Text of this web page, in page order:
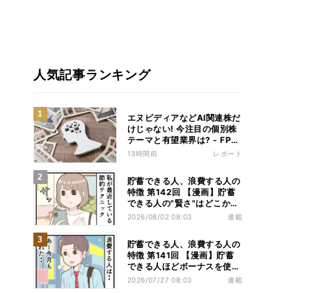
人気記事ランキング
エヌビディアなどAI関連株だ
けじゃない! 今注目の個別株
テーマと有望業界は? - FP解
説
13時間前 レポート
貯蓄できる人、浪費する人の
特徴 第142回 【漫画】貯蓄
できる人の"賢さ"はどこか
ら? スーパーでの意外な習慣
2026/08/02 08:03 連載
貯蓄できる人、浪費する人の
特徴 第141回 【漫画】貯蓄
できる人ほどボーナスを使
う!? その差は"買う目的"にあ
2026/07/27 08:03 連載